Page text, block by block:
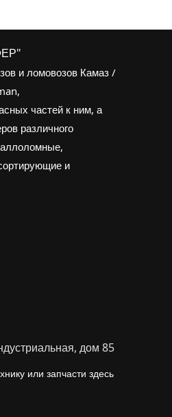
и ломовозов Камаз /
частей к ним, а
различного
и
дом 85
или запчасти здесь